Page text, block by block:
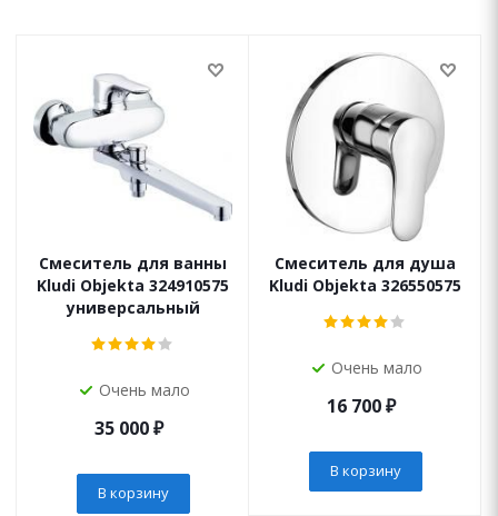
Смеситель для ванны
Kludi Objekta 324910575
универсальный
Очень мало
35 000₽
В корзину
Смеситель для душа
Kludi Objekta 326550575
Очень мало
16 700₽
В корзину